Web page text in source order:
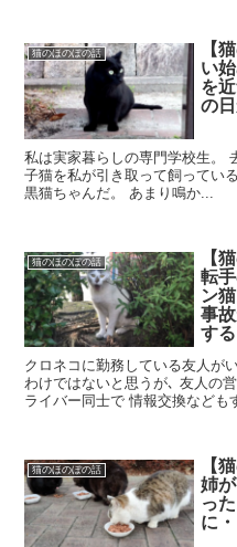
猫のほのぼの話
【
い
を
の
私は実家暮らしの専門学校生。
子猫を私が引き取って飼ってい
黒猫ちゃんだ。 あまり鳴か...
猫のほのぼの話
【
転
ン
事
す
クロネコに勤務している友人が
わけではないと思うが､ 友人の
ライバー同士で 情報交換なども
猫のほのぼの話
【
姉
っ
に・